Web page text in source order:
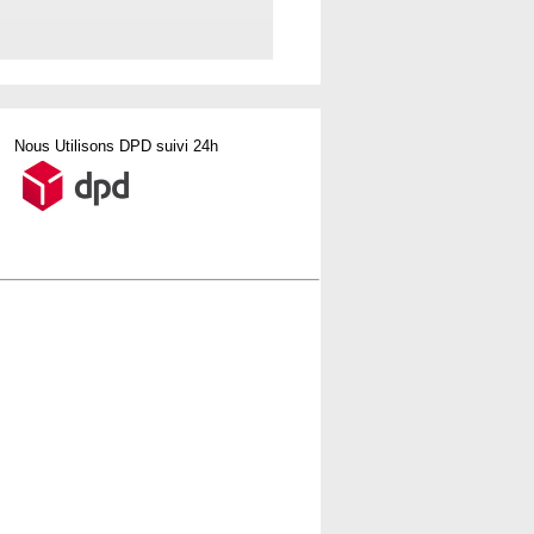
Nous Utilisons DPD suivi 24h